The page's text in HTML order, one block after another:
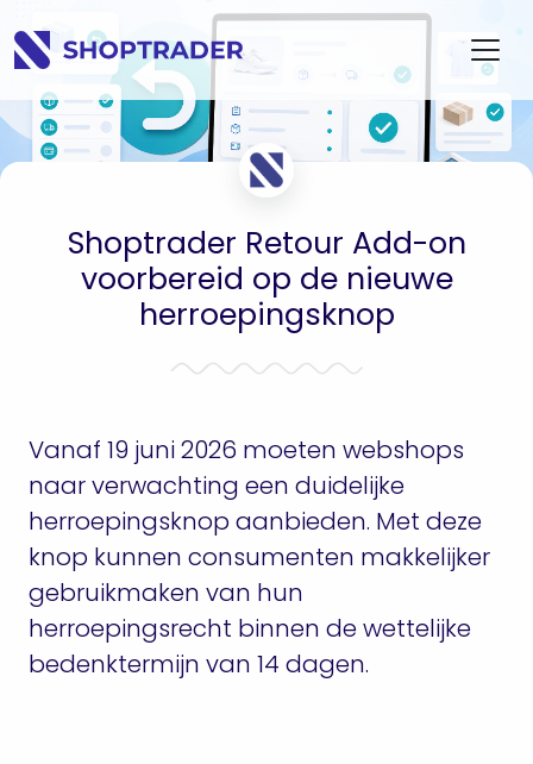
Shoptrader Retour Add-on
voorbereid op de nieuwe
herroepingsknop
Vanaf 19 juni 2026 moeten webshops
naar verwachting een duidelijke
herroepingsknop aanbieden. Met deze
knop kunnen consumenten makkelijker
gebruikmaken van hun
herroepingsrecht binnen de wettelijke
bedenktermijn van 14 dagen.